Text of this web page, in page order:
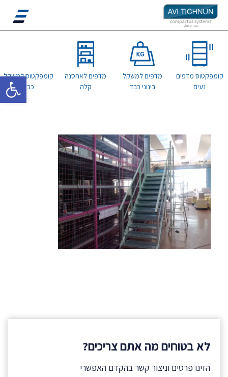
פתח
קומפקטוס מדפים
נעים
מדפים למשקל
בינוני כבד
מדפים לאחסנה
קלה
קומפקטוס למשקל
כבד
לא בטוחים מה אתם צריכים?
הזינו פרטים וניצור קשר בהקדם האפשרי